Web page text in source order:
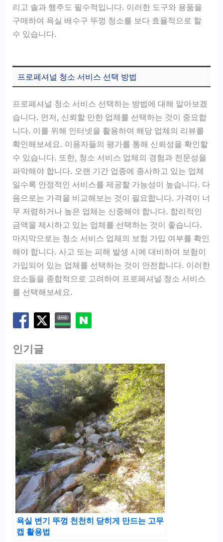
리고 솔과 행주도 필수적입니다. 이러한 도구와 용품을
구매하여 욕실 배수구 뚜껑 청소를 보다 효율적으로 할
수 있습니다.
프로페셔널 청소 서비스 선택 방법
프로페셔널 청소 서비스 선택하는 방법에 대해 알아보겠
습니다. 먼저, 신뢰할 만한 업체를 선택하는 것이 중요합
니다. 이를 위해 인터넷을 활용하여 해당 업체의 리뷰를
확인해보세요. 이용자들의 평가를 통해 신뢰성을 확인할
수 있습니다. 또한, 청소 서비스 업체의 경험과 전문성을
파악해야 합니다. 오랜 기간 업종에 종사하고 있는 업체
일수록 안정적인 서비스를 제공할 가능성이 높습니다. 다
음으로는 가격을 비교해보는 것이 필요합니다. 가격이 너
무 저렴하거나 높은 업체는 신중해야 합니다. 합리적인
금액을 제시하고 있는 업체를 선택하는 것이 좋습니다.
마지막으로는 청소 서비스 업체의 보험 가입 여부를 확인
해야 합니다. 사고 또는 피해 발생 시에 대비하여 보험이
가입되어 있는 업체를 선택하는 것이 안전합니다. 이러한
요소들을 종합적으로 고려하여 프로페셔널 청소 서비스
를 선택해보세요.
인기글
욕실 변기 뚜껑 천천히 닫히게 만드는 고무
캡 활용법